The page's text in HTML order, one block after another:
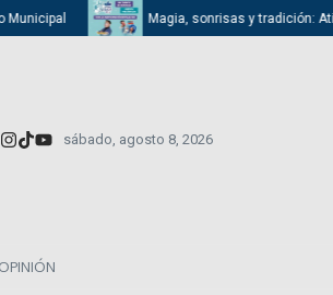
Magia, sonrisas y tradición:
sábado, agosto 8, 2026
OPINIÓN